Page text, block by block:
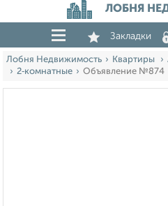
ЛОБНЯ
Закладки
Лобня Недвижимость Квартиры
2‑комнатные
Объявление №874